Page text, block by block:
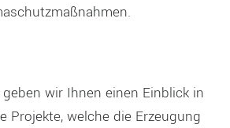
wir Ihnen einen Einblick in
Projekte, welche die Erzeugung